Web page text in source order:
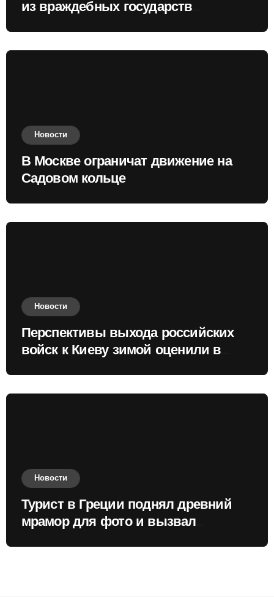
из враждебных государств
Новости
В Москве ограничат движение на
Садовом кольце
Новости
Перспективы выхода российских
войск к Киеву зимой оценили в
Новости
Турист в Греции поднял древний
мрамор для фото и вызвал